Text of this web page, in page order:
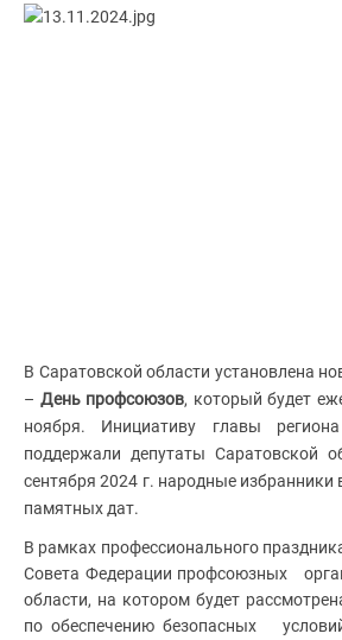
В Саратовской области установлена
– День профсоюзов, который будет
ноября. Инициативу главы
поддержали депутаты Саратовской
сентября 2024 г. народные избранники
памятных дат.
В рамках профессионального
Совета Федерации профсоюзных
области, на котором будет
по обеспечению безопасных